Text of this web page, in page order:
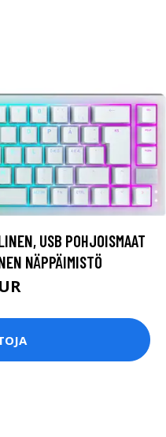
USB POHJOISMAAT
NÄPPÄIMISTÖ